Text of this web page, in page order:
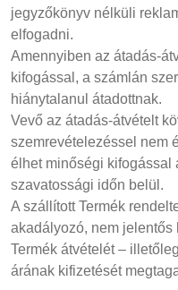
jegyzőkönyv nélküli
elfogadni.
Amennyiben az átadás-
kifogással, a számlán
hiánytalanul átadottnak.
Vevő az átadás-átvételt
szemrevételezéssel nem
élhet minőségi kifogással
szavatossági időn belül.
A szállított Termék
akadályozó, nem jelentős
Termék átvételét –
árának kifizetését